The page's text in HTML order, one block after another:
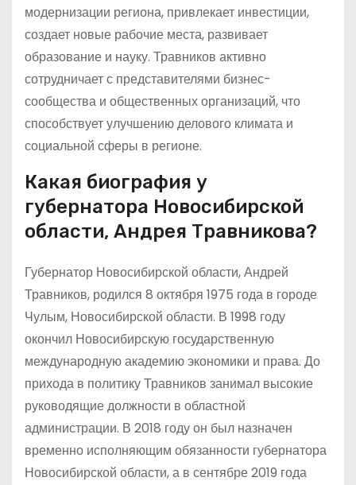
модернизации региона, привлекает инвестиции,
создает новые рабочие места, развивает
образование и науку. Травников активно
сотрудничает с представителями бизнес-
сообщества и общественных организаций, что
способствует улучшению делового климата и
социальной сферы в регионе.
Какая биография у
губернатора Новосибирской
области, Андрея Травникова?
Губернатор Новосибирской области, Андрей
Травников, родился 8 октября 1975 года в городе
Чулым, Новосибирской области. В 1998 году
окончил Новосибирскую государственную
международную академию экономики и права. До
прихода в политику Травников занимал высокие
руководящие должности в областной
администрации. В 2018 году он был назначен
временно исполняющим обязанности губернатора
Новосибирской области, а в сентябре 2019 года